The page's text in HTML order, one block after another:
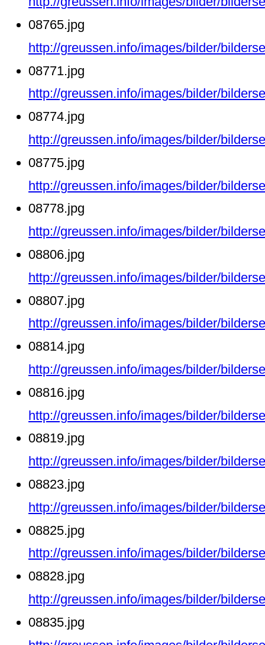
08765.jpg
http://greussen.info/images/bilder/
08771.jpg
http://greussen.info/images/bilder/
08774.jpg
http://greussen.info/images/bilder/
08775.jpg
http://greussen.info/images/bilder/
08778.jpg
http://greussen.info/images/bilder/
08806.jpg
http://greussen.info/images/bilder/
08807.jpg
http://greussen.info/images/bilder/
08814.jpg
http://greussen.info/images/bilder/
08816.jpg
http://greussen.info/images/bilder/
08819.jpg
http://greussen.info/images/bilder/
08823.jpg
http://greussen.info/images/bilder/
08825.jpg
http://greussen.info/images/bilder/
08828.jpg
http://greussen.info/images/bilder/
08835.jpg